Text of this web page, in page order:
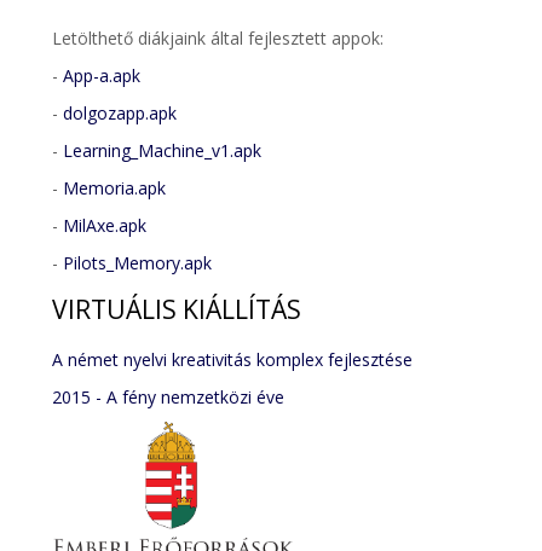
Letölthető diákjaink által fejlesztett appok:
-App-a.apk
-dolgozapp.apk
- Learning_Machine_v1.apk
- Memoria.apk
- MilAxe.apk
- Pilots_Memory.apk
VIRTUÁLIS KIÁLLÍTÁS
A német nyelvi kreativitás komplex fejlesztése
2015 - A fény nemzetközi éve